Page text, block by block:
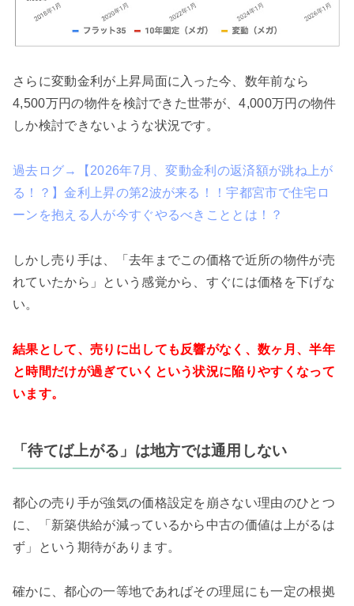
さらに変動金利が上昇局面に入った今、数年前なら
4,500万円の物件を検討できた世帯が、4,000万円の物件
しか検討できないような状況です。
過去ログ→【2026年7月、変動金利の返済額が跳ね上が
る！？】金利上昇の第2波が来る！！宇都宮市で住宅ロ
ーンを抱える人が今すぐやるべきこととは！？
しかし売り手は、「去年までこの価格で近所の物件が売
れていたから」という感覚から、すぐには価格を下げな
い。
結果として、売りに出しても反響がなく、数ヶ月、半年
と時間だけが過ぎていくという状況に陥りやすくなって
います。
「待てば上がる」は地方では通用しない
都心の売り手が強気の価格設定を崩さない理由のひとつ
に、「新築供給が減っているから中古の価値は上がるは
ず」という期待があります。
確かに、都心の一等地であればその理屈にも一定の根拠